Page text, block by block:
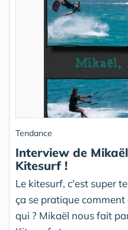
Tendance
Interview de
Kitesurf !
Le kitesurf, c'est super
ça se pratique
qui ? Mikaël nous fait